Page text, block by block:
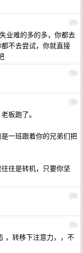
73
业难的多的多，你都去
不去尝试，你就直接
74
75
板跑了。
一班跟着你的兄弟们把
往是转机，只要你坚
76
77
，转移下注意力，，不